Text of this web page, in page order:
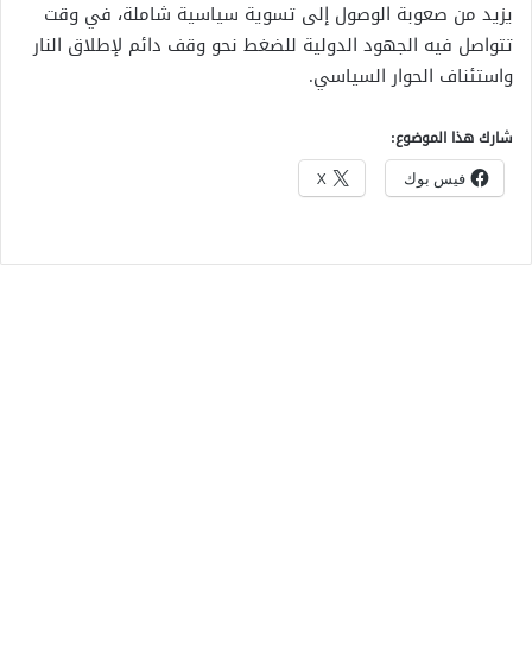
يزيد من صعوبة الوصول إلى تسوية سياسية شاملة، في وقت
تتواصل فيه الجهود الدولية للضغط نحو وقف دائم لإطلاق النار
واستئناف الحوار السياسي.
شارك هذا الموضوع:
فيس بوك X